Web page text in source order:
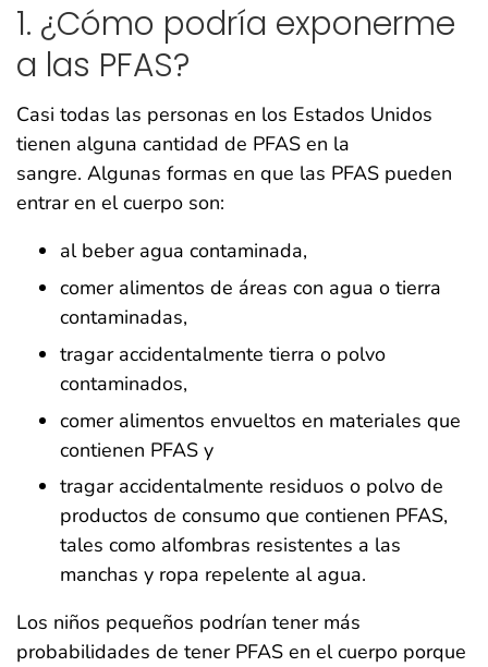
1. ¿Cómo podría exponerme
a las PFAS?
Casi todas las personas en los Estados Unidos
tienen alguna cantidad de PFAS en la
sangre. Algunas formas en que las PFAS pueden
entrar en el cuerpo son:
al beber agua contaminada,
comer alimentos de áreas con agua o tierra
contaminadas,
tragar accidentalmente tierra o polvo
contaminados,
comer alimentos envueltos en materiales que
contienen PFAS y
tragar accidentalmente residuos o polvo de
productos de consumo que contienen PFAS,
tales como alfombras resistentes a las
manchas y ropa repelente al agua.
Los niños pequeños podrían tener más
probabilidades de tener PFAS en el cuerpo porque